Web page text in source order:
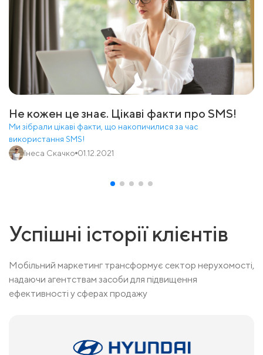
Не кожен це знає. Цікаві факти про SMS!
Ми зібрали цікаві факти, що накопичилися за час
використання SMS!
Інеса Скачко 01.12.2021
Успішні історії клієнтів
Мобільний маркетинг трансформує сектор нерухомості,
надаючи агентствам засоби для підвищення
ефективності у сферах продажу